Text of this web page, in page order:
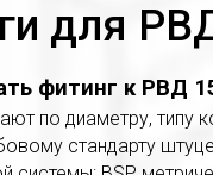
для
фитинг к РВД
по диаметру, типу
стандарту